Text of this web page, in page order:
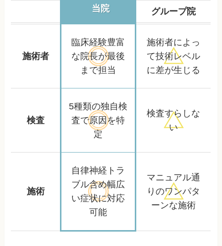
当院 グループ院
施術者
臨床経験豊富
な院長が最後
まで担当
施術者によっ
て技術レベル
に差が生じる
検査
5種類の独自検
査で原因を特
定
検査すらしな
い
施術
自律神経トラ
ブル含め幅広
い症状に対応
可能
マニュアル通
りのワンパタ
ーンな施術